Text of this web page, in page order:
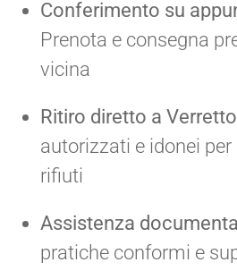
Conferimento su
Prenota e consegna
vicina
Ritiro diretto a Verretto
autorizzati e idonei
rifiuti
Assistenza
pratiche conformi e